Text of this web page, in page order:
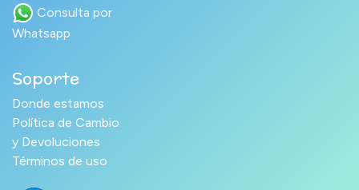
Consulta por
Whatsapp
Soporte
Donde estamos
Política de Cambio
y Devoluciones
Términos de uso